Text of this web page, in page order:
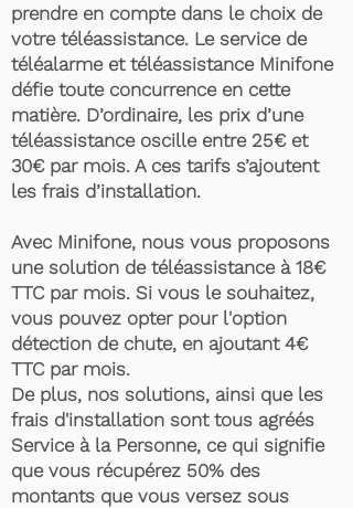
prendre en compte dans le choix de
votre téléassistance. Le service de
téléalarme et téléassistance Minifone
défie toute concurrence en cette
matière. D’ordinaire, les prix d’une
téléassistance oscille entre 25€ et
30€ par mois. A ces tarifs s’ajoutent
les frais d’installation.
Avec Minifone, nous vous proposons
une solution de téléassistance à 18€
TTC par mois. Si vous le souhaitez,
vous pouvez opter pour l'option
détection de chute, en ajoutant 4€
TTC par mois.
De plus, nos solutions, ainsi que les
frais d'installation sont tous agréés
Service à la Personne, ce qui signifie
que vous récupérez 50% des
montants que vous versez sous